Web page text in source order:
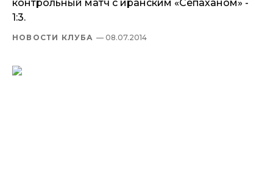
контрольный матч с иранским «Сепаханом» -
1:3.
НОВОСТИ КЛУБА — 08.07.2014